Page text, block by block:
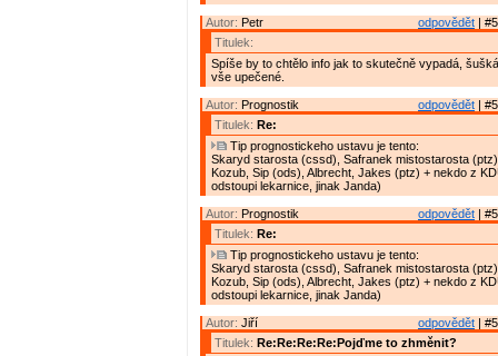
odpovědět |
Autor: Petr
Titulek:
Spíše by to chtělo info jak to skutečně vypadá,
vše upečené.
odpovědět |
Autor: Prognostik
Titulek: Re:
Tip prognostickeho ustavu je tento:
Skaryd starosta (cssd), Safranek mistostarosta
Kozub, Sip (ods), Albrecht, Jakes (ptz) + nekdo z
odstoupi lekarnice, jinak Janda)
odpovědět |
Autor: Prognostik
Titulek: Re:
Tip prognostickeho ustavu je tento:
Skaryd starosta (cssd), Safranek mistostarosta
Kozub, Sip (ods), Albrecht, Jakes (ptz) + nekdo z
odstoupi lekarnice, jinak Janda)
odpovědět |
Autor: Jiří
Titulek: Re:Re:Re:Re:Pojďme to zhměnit?